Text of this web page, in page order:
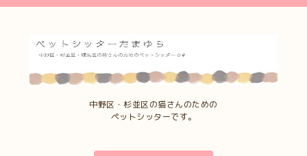
中野区・杉並区の猫さんのための
ペットシッターです。